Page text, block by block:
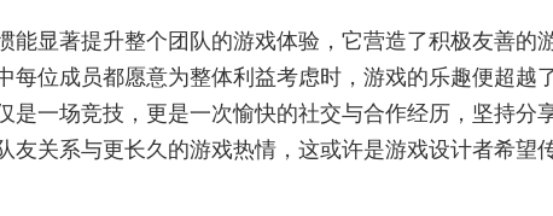
能显著提升整个团队的游戏体验，它营造了积极友善的
每位成员都愿意为整体利益考虑时，游戏的乐趣便超越
是一场竞技，更是一次愉快的社交与合作经历，坚持分
友关系与更长久的游戏热情，这或许是游戏设计者希望